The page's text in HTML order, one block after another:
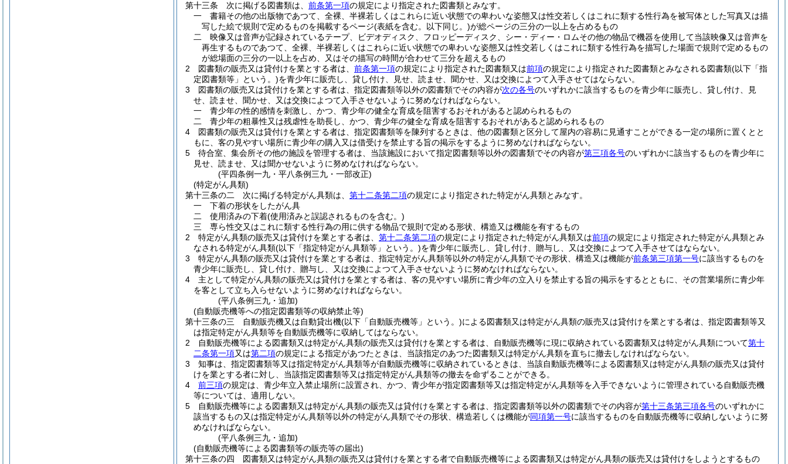
第十三条
次に掲げる図書類は、 前条第一項の規定により指定された図書類とみなす。
一
書籍その他の出版物であつて、全裸、半裸若しくはこれらに近い状態での卑わいな姿態又は性交若しくはこれに類する性行為を被写体とした写真又は描
写した絵で規則で定めるものを掲載するページ(表紙を含む。以下同じ。)が総ページの三分の一以上を占めるもの
二
映像又は音声が記録されているテープ、ビデオディスク、フロッピーディスク、シー・ディー・ロムその他の物品で機器を使用して当該映像又は音声を
再生するものであつて、全裸、半裸若しくはこれらに近い状態での卑わいな姿態又は性交若しくはこれに類する性行為を描写した場面で規則で定めるもの
が総場面の三分の一以上を占め、又はその描写の時間が合わせて三分を超えるもの
2
図書類の販売又は貸付けを業とする者は、 前条第一項の規定により指定された図書類又は前項の規定により指定された図書類とみなされる図書類(以下「指
定図書類等」という。)を青少年に販売し、貸し付け、見せ、読ませ、聞かせ、又は交換によつて入手させてはならない。
3
図書類の販売又は貸付けを業とする者は、指定図書類等以外の図書類でその内容が次の各号のいずれかに該当するものを青少年に販売し、貸し付け、見
せ、読ませ、聞かせ、又は交換によつて入手させないように努めなければならない。
一
青少年の性的感情を刺激し、かつ、青少年の健全な育成を阻害するおそれがあると認められるもの
二
青少年の粗暴性又は残虐性を助長し、かつ、青少年の健全な育成を阻害するおそれがあると認められるもの
4
図書類の販売又は貸付けを業とする者は、指定図書類等を陳列するときは、他の図書類と区分して屋内の容易に見通すことができる一定の場所に置くとと
もに、客の見やすい場所に青少年の購入又は借受けを禁止する旨の掲示をするように努めなければならない。
5
待合室、集会所その他の施設を管理する者は、当該施設において指定図書類等以外の図書類でその内容が第三項各号のいずれかに該当するものを青少年に
見せ、読ませ、又は聞かせないように努めなければならない。
(平四条例一九・平八条例三九・一部改正)
(特定がん具類)
第十三条の二
次に掲げる特定がん具類は、 第十二条第二項の規定により指定された特定がん具類とみなす。
一
下着の形状をしたがん具
二
使用済みの下着(使用済みと誤認されるものを含む。)
三
専ら性交又はこれに類する性行為の用に供する物品で規則で定める形状、構造又は機能を有するもの
2
特定がん具類の販売又は貸付けを業とする者は、 第十二条第二項の規定により指定された特定がん具類又は前項の規定により指定された特定がん具類とみ
なされる特定がん具類(以下「指定特定がん具類等」という。)を青少年に販売し、貸し付け、贈与し、又は交換によつて入手させてはならない。
3
特定がん具類の販売又は貸付けを業とする者は、指定特定がん具類等以外の特定がん具類でその形状、構造又は機能が前条第三項第一号に該当するものを
青少年に販売し、貸し付け、贈与し、又は交換によつて入手させないように努めなければならない。
4
主として特定がん具類の販売又は貸付けを業とする者は、客の見やすい場所に青少年の立入りを禁止する旨の掲示をするとともに、その営業場所に青少年
を客として立ち入らせないように努めなければならない。
(平八条例三九・追加)
(自動販売機等への指定図書類等の収納禁止等)
第十三条の三
自動販売機又は自動貸出機(以下「自動販売機等」という。)による図書類又は特定がん具類の販売又は貸付けを業とする者は、指定図書類等又
は指定特定がん具類等を自動販売機等に収納してはならない。
2
自動販売機等による図書類又は特定がん具類の販売又は貸付けを業とする者は、自動販売機等に現に収納されている図書類又は特定がん具類について第十
二条第一項又は第二項の規定による指定があつたときは、当該指定のあつた図書類又は特定がん具類を直ちに撤去しなければならない。
3
知事は、指定図書類等又は指定特定がん具類等が自動販売機等に収納されているときは、当該自動販売機等による図書類又は特定がん具類の販売又は貸付
けを業とする者に対し、当該指定図書類等又は指定特定がん具類等の撤去を命ずることができる。
4
前三項の規定は、青少年立入禁止場所に設置され、かつ、青少年が指定図書類等又は指定特定がん具類等を入手できないように管理されている自動販売機
等については、適用しない。
5
自動販売機等による図書類又は特定がん具類の販売又は貸付けを業とする者は、指定図書類等以外の図書類でその内容が第十三条第三項各号のいずれかに
該当するもの又は指定特定がん具類等以外の特定がん具類でその形状、構造若しくは機能が同項第一号に該当するものを自動販売機等に収納しないように努
めなければならない。
(平八条例三九・追加)
(自動販売機等による図書類等の販売等の届出)
第十三条の四
図書類又は特定がん具類の販売又は貸付けを業とする者で自動販売機等による図書類又は特定がん具類の販売又は貸付けをしようとするもの